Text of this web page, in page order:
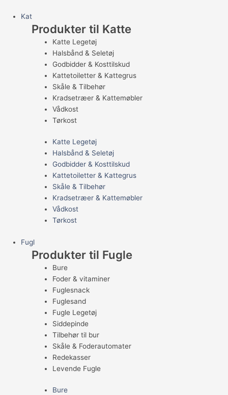
Kat
Produkter til Katte
Katte Legetøj
Halsbånd & Seletøj
Godbidder & Kosttilskud
Kattetoiletter & Kattegrus
Skåle & Tilbehør
Kradsetræer & Kattemøbler
Vådkost
Tørkost
Katte Legetøj
Halsbånd & Seletøj
Godbidder & Kosttilskud
Kattetoiletter & Kattegrus
Skåle & Tilbehør
Kradsetræer & Kattemøbler
Vådkost
Tørkost
Fugl
Produkter til Fugle
Bure
Foder & vitaminer
Fuglesnack
Fuglesand
Fugle Legetøj
Siddepinde
Tilbehør til bur
Skåle & Foderautomater
Redekasser
Levende Fugle
Bure